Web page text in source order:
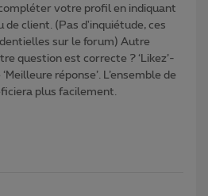
votre profil en indiquant
de client. (Pas d'inquiétude, ces
sur le forum) Autre
question est correcte ? ‘Likez’-
réponse’. L’ensemble de
plus facilement.